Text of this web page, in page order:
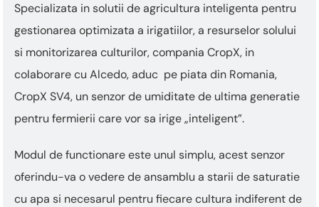
Specializata in solutii de agricultura inteligenta pentru
gestionarea optimizata a irigatiilor, a resurselor solului
si monitorizarea culturilor, compania CropX, in
colaborare cu Alcedo, aduc pe piata din Romania,
CropX SV4, un senzor de umiditate de ultima generatie
pentru fermierii care vor sa irige „inteligent”.
Modul de functionare este unul simplu, acest senzor
oferindu-va o vedere de ansamblu a starii de saturatie
cu apa si necesarul pentru fiecare cultura indiferent de